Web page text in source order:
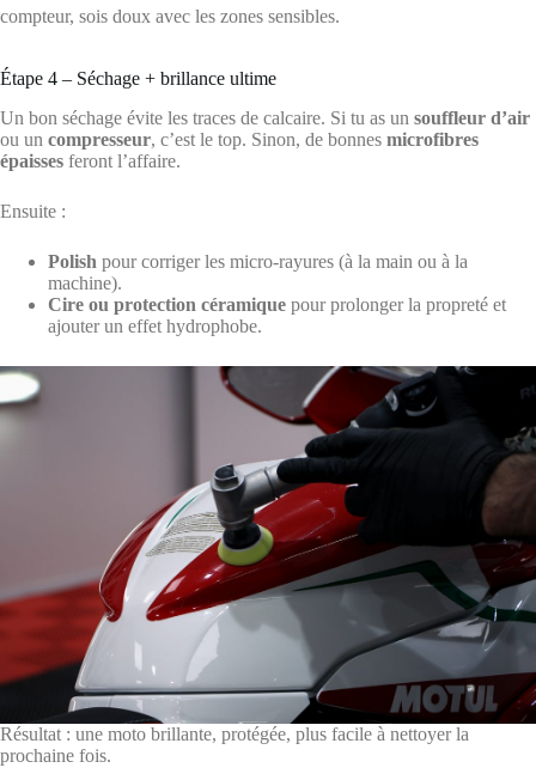
compteur, sois doux avec les zones sensibles.
Étape 4 – Séchage + brillance ultime
Un bon séchage évite les traces de calcaire. Si tu as un souffleur d’air
ou un compresseur, c’est le top. Sinon, de bonnes microfibres
épaisses feront l’affaire.
Ensuite :
Polish pour corriger les micro-rayures (à la main ou à la
machine).
Cire ou protection céramique pour prolonger la propreté et
ajouter un effet hydrophobe.
Résultat : une moto brillante, protégée, plus facile à nettoyer la
prochaine fois.